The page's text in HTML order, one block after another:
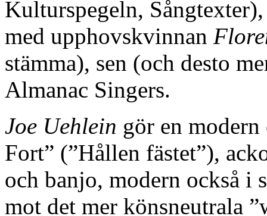
Kulturspegeln,
med upphovskvinnan
stämma), sen (och desto
Almanac Singers.
Joe Uehlein gör en
Fort” (”Hållen fästet”),
och banjo, modern också i
mot det mer könsneutrala